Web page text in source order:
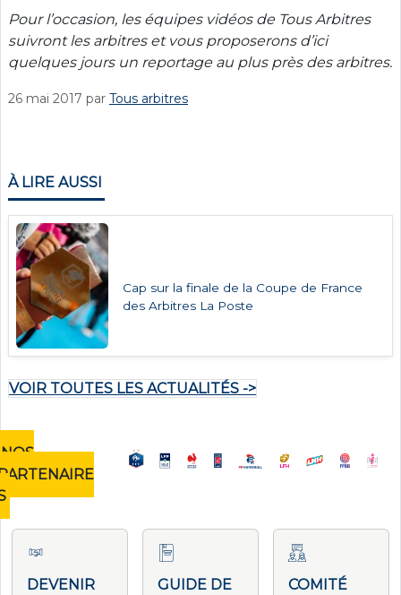
Pour l’occasion, les équipes vidéos de Tous Arbitres
suivront les arbitres et vous proposerons d’ici
quelques jours un reportage au plus près des arbitres.
26 mai 2017 par Tous arbitres
À LIRE AUSSI
Cap sur la finale de la Coupe de France
des Arbitres La Poste
VOIR TOUTES LES ACTUALITÉS ->
NOS
DEVENIR
GUIDE DE
COMITÉ